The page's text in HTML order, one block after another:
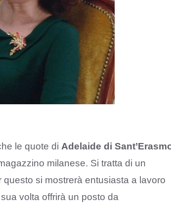
le quote di Adelaide di
milanese. Si tratta di un
si mostrerà entusiasta a lavoro
volta offrirà un posto da